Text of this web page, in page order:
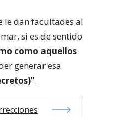
le dan facultades al
si es de sentido
como aquellos
generar esa
.